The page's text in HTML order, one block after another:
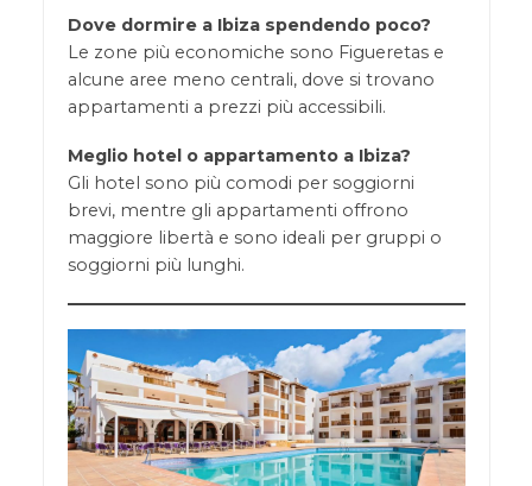
Dove dormire a Ibiza spendendo poco?
Le zone più economiche sono Figueretas e
alcune aree meno centrali, dove si trovano
appartamenti a prezzi più accessibili.
Meglio hotel o appartamento a Ibiza?
Gli hotel sono più comodi per soggiorni
brevi, mentre gli appartamenti offrono
maggiore libertà e sono ideali per gruppi o
soggiorni più lunghi.